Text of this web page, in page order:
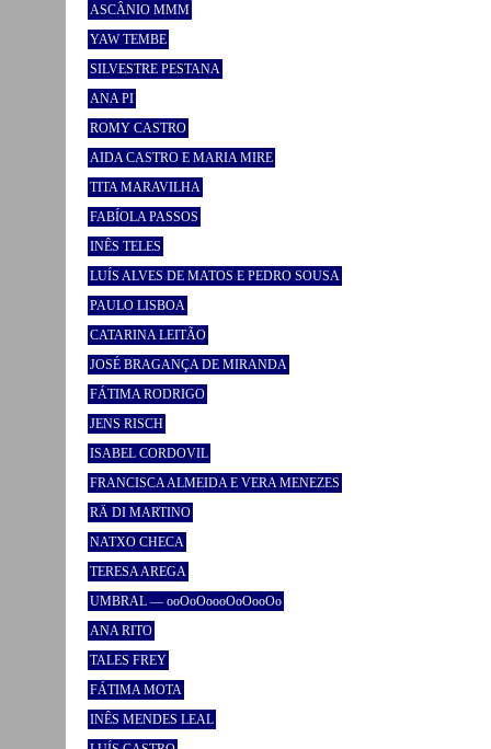
ASCÂNIO MMM
YAW TEMBE
SILVESTRE PESTANA
ANA PI
ROMY CASTRO
AIDA CASTRO E MARIA MIRE
TITA MARAVILHA
FABÍOLA PASSOS
INÊS TELES
LUÍS ALVES DE MATOS E PEDRO SOUSA
PAULO LISBOA
CATARINA LEITÃO
JOSÉ BRAGANÇA DE MIRANDA
FÁTIMA RODRIGO
JENS RISCH
ISABEL CORDOVIL
FRANCISCA ALMEIDA E VERA MENEZES
RÄ DI MARTINO
NATXO CHECA
TERESA AREGA
UMBRAL — ooOoOoooOoOooOo
ANA RITO
TALES FREY
FÁTIMA MOTA
INÊS MENDES LEAL